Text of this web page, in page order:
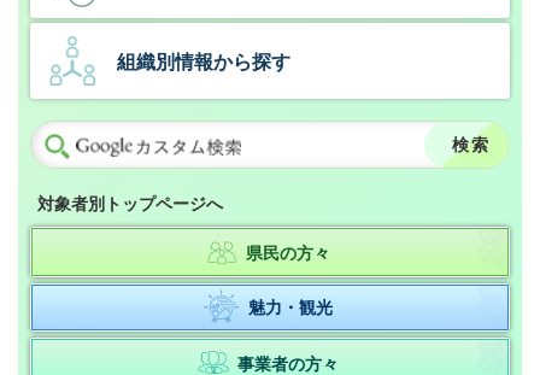
組織別情報から探す
対象者別トップページへ
県民の方々
魅力・観光
事業者の方々